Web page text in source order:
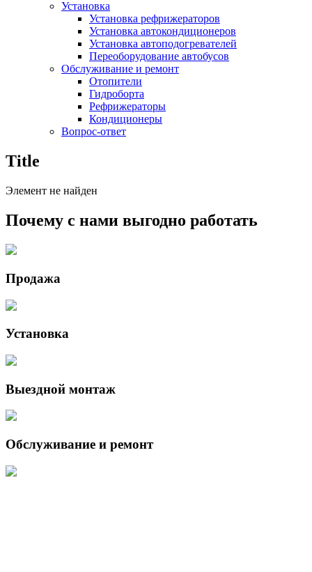
Установка
Установка рефрижераторов
Установка автокондиционеров
Установка автоподогревателей
Переоборудование автобусов
Обслуживание и ремонт
Отопители
Гидроборта
Рефрижераторы
Кондиционеры
Вопрос-ответ
Title
Элемент не найден
Почему с нами выгодно работать
Продажа
Установка
Выездной монтаж
Обслуживание и ремонт